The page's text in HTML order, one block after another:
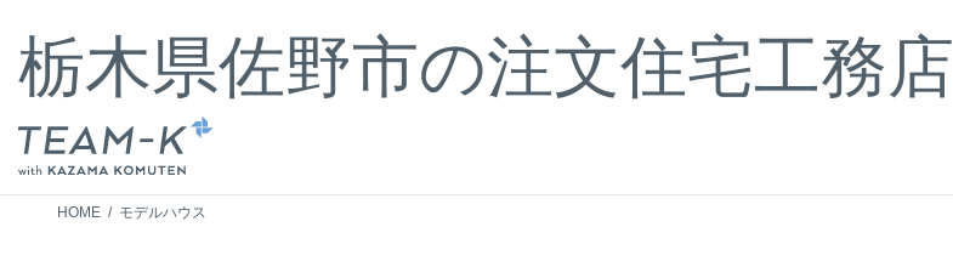
栃木県佐野市の注文住宅工務店
HOME モデルハウス